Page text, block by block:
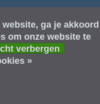
ga je akkoord
om onze website te
verbergen
»